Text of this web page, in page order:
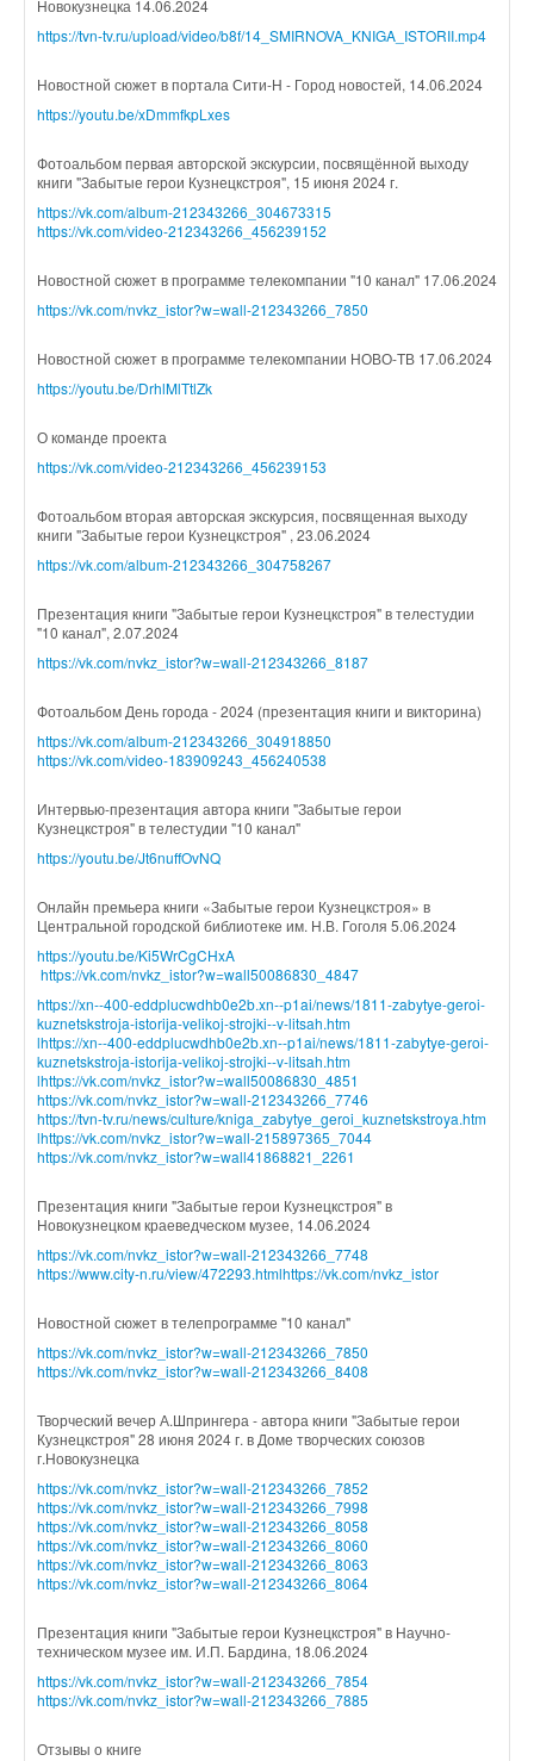
Новокузнецка 14.06.2024
https://tvn-tv.ru/upload/video/b8f/14_SMIRNOVA_KNIGA_ISTORII.mp4
Новостной сюжет в портала Сити-Н - Город новостей, 14.06.2024
https://youtu.be/xDmmfkpLxes
Фотоальбом первая авторской экскурсии, посвящённой выходу
книги "Забытые герои Кузнецкстроя", 15 июня 2024 г.
https://vk.com/album-212343266_304673315
https://vk.com/video-212343266_456239152
Новостной сюжет в программе телекомпании "10 канал" 17.06.2024
https://vk.com/nvkz_istor?w=wall-212343266_7850
Новостной сюжет в программе телекомпании НОВО-ТВ 17.06.2024
https://youtu.be/DrhlMlTtlZk
О команде проекта
https://vk.com/video-212343266_456239153
Фотоальбом вторая авторская экскурсия, посвященная выходу
книги "Забытые герои Кузнецкстроя" , 23.06.2024
https://vk.com/album-212343266_304758267
Презентация книги "Забытые герои Кузнецкстроя" в телестудии
"10 канал", 2.07.2024
https://vk.com/nvkz_istor?w=wall-212343266_8187
Фотоальбом День города - 2024 (презентация книги и викторина)
https://vk.com/album-212343266_304918850
https://vk.com/video-183909243_456240538
Интервью-презентация автора книги "Забытые герои
Кузнецкстроя" в телестудии "10 канал"
https://youtu.be/Jt6nuffOvNQ
Онлайн премьера книги «Забытые герои Кузнецкстроя» в
Центральной городской библиотеке им. Н.В. Гоголя 5.06.2024
https://youtu.be/Ki5WrCgCHxA
https://vk.com/nvkz_istor?w=wall50086830_4847
https://xn--400-eddplucwdhb0e2b.xn--p1ai/news/1811-zabytye-geroi-
kuznetskstroja-istorija-velikoj-strojki--v-litsah.htm
lhttps://xn--400-eddplucwdhb0e2b.xn--p1ai/news/1811-zabytye-geroi-
kuznetskstroja-istorija-velikoj-strojki--v-litsah.htm
lhttps://vk.com/nvkz_istor?w=wall50086830_4851
https://vk.com/nvkz_istor?w=wall-212343266_7746
https://tvn-tv.ru/news/culture/kniga_zabytye_geroi_kuznetskstroya.htm
lhttps://vk.com/nvkz_istor?w=wall-215897365_7044
https://vk.com/nvkz_istor?w=wall41868821_2261
Презентация книги "Забытые герои Кузнецкстроя" в
Новокузнецком краеведческом музее, 14.06.2024
https://vk.com/nvkz_istor?w=wall-212343266_7748
https://www.city-n.ru/view/472293.htmlhttps://vk.com/nvkz_istor
Новостной сюжет в телепрограмме "10 канал"
https://vk.com/nvkz_istor?w=wall-212343266_7850
https://vk.com/nvkz_istor?w=wall-212343266_8408
Творческий вечер А.Шпрингера - автора книги "Забытые герои
Кузнецкстроя" 28 июня 2024 г. в Доме творческих союзов
г.Новокузнецка
https://vk.com/nvkz_istor?w=wall-212343266_7852
https://vk.com/nvkz_istor?w=wall-212343266_7998
https://vk.com/nvkz_istor?w=wall-212343266_8058
https://vk.com/nvkz_istor?w=wall-212343266_8060
https://vk.com/nvkz_istor?w=wall-212343266_8063
https://vk.com/nvkz_istor?w=wall-212343266_8064
Презентация книги "Забытые герои Кузнецкстроя" в Научно-
техническом музее им. И.П. Бардина, 18.06.2024
https://vk.com/nvkz_istor?w=wall-212343266_7854
https://vk.com/nvkz_istor?w=wall-212343266_7885
Отзывы о книге